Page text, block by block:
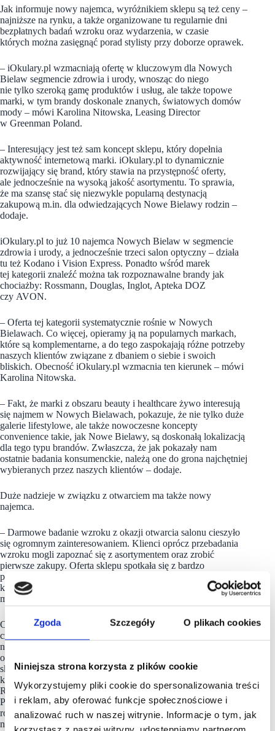
Zgoda Szczegóły O plikach cookies
Niniejsza strona korzysta z plików cookie
Wykorzystujemy pliki cookie do spersonalizowania treści
i reklam, aby oferować funkcje społecznościowe i
analizować ruch w naszej witrynie. Informacje o tym, jak
Jak informuje nowy najemca, wyróżnikiem sklepu są też ceny –
najniższe na rynku, a także organizowane tu regularnie dni
bezpłatnych badań wzroku oraz wydarzenia, w czasie
których można zasięgnąć porad stylisty przy doborze oprawek.
– iOkulary.pl wzmacniają ofertę w kluczowym dla Nowych
Bielaw segmencie zdrowia i urody, wnosząc do niego
nie tylko szeroką gamę produktów i usług, ale także topowe
marki, w tym brandy doskonale znanych, światowych domów
mody – mówi Karolina Nitowska, Leasing Director
w Greenman Poland.
– Interesujący jest też sam koncept sklepu, który dopełnia
aktywność internetową marki. iOkulary.pl to dynamicznie
rozwijający się brand, który stawia na przystępność oferty,
ale jednocześnie na wysoką jakość asortymentu. To sprawia,
że ma szansę stać się niezwykle popularną destynacją
zakupową m.in. dla odwiedzających Nowe Bielawy rodzin –
dodaje.
iOkulary.pl to już 10 najemca Nowych Bielaw w segmencie
zdrowia i urody, a jednocześnie trzeci salon optyczny – działa
tu też Kodano i Vision Express. Ponadto wśród marek
tej kategorii znaleźć można tak rozpoznawalne brandy jak
chociażby: Rossmann, Douglas, Inglot, Apteka DOZ
czy AVON.
– Oferta tej kategorii systematycznie rośnie w Nowych
Bielawach. Co więcej, opieramy ją na popularnych markach,
które są komplementarne, a do tego zaspokajają różne potrzeby
naszych klientów związane z dbaniem o siebie i swoich
bliskich. Obecność iOkulary.pl wzmacnia ten kierunek – mówi
Karolina Nitowska.
– Fakt, że marki z obszaru beauty i healthcare żywo interesują
się najmem w Nowych Bielawach, pokazuje, że nie tylko duże
galerie lifestylowe, ale także nowoczesne koncepty
convenience takie, jak Nowe Bielawy, są doskonałą lokalizacją
dla tego typu brandów. Zwłaszcza, że jak pokazały nam
ostatnie badania konsumenckie, należą one do grona najchętniej
wybieranych przez naszych klientów – dodaje.
Duże nadzieje w związku z otwarciem ma także nowy
najemca.
– Darmowe badanie wzroku z okazji otwarcia salonu cieszyło
się ogromnym zainteresowaniem. Klienci oprócz przebadania
wzroku mogli zapoznać się z asortymentem oraz zrobić
pierwsze zakupy. Oferta sklepu spotkała się z bardzo
pozytywnym odbiorem oraz zapewnieniami ze strony
kupujących, że w przyszłości ponownie wybiorą nasz salon –
mówi Arkadiusz Fras, założyciel firmy iOkulary.pl.
Centrum Nowe Bielawy zlokalizowane jest we wschodniej
części Torunia w pobliżu DK 15 i 80 oraz autostrady A1,
niecałe 15 minut od Starego Miasta. Otwarty w 2002 roku
obiekt ma powierzchnię 25 tys. m kw. GLA i liczy sobie 70
sklepów, restauracji i punktów usługowych. Wśród
kluczowych najemców znaleźć można m.in. Carrefour, Jysk,
RTV Euro AGD, Douglas, home&you, Carry, Rossmann,
Pepco i CCC. Zrealizowana w 2022 roku i 2023 roku
rozbudowa obiektu, zaowocowała powstaniem 2
nowoczesnych parków handlowych. W ich ofercie dostępne